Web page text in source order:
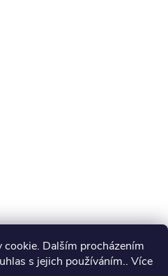
Dalším procházením
s jejich používáním.. Více